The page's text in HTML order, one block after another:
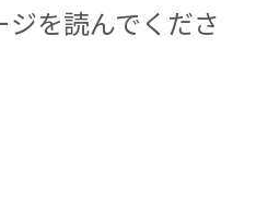
を読んでくださ